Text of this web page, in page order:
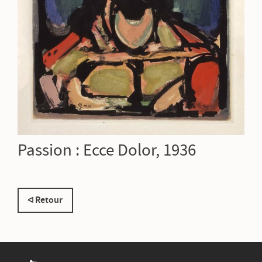
Passion : Ecce Dolor, 1936
Retour